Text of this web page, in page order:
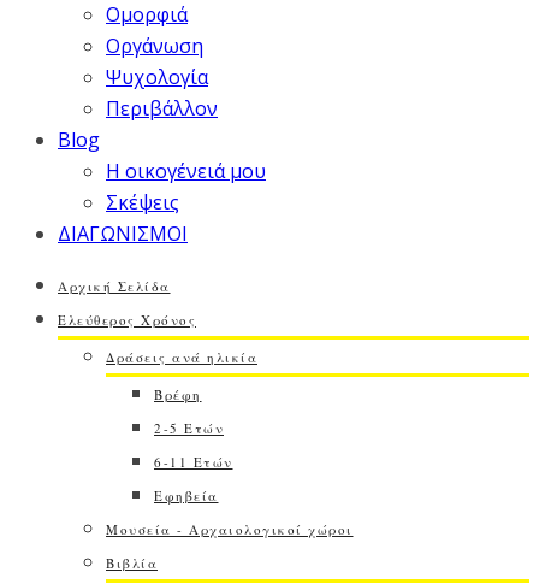
Ομορφιά
Οργάνωση
Ψυχολογία
Περιβάλλον
Blog
Η οικογένειά μου
Σκέψεις
ΔΙΑΓΩΝΙΣΜΟΙ
Αρχική Σελίδα
Ελεύθερος Χρόνος
Δράσεις ανά ηλικία
Βρέφη
2-5 Ετών
6-11 Ετών
Εφηβεία
Μουσεία - Αρχαιολογικοί χώροι
Βιβλία